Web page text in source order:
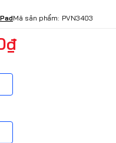
Mã sản phẩm: PVN3403